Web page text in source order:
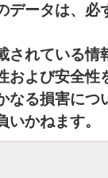
データは、
されている情
および安全
なる損害に
かねます。